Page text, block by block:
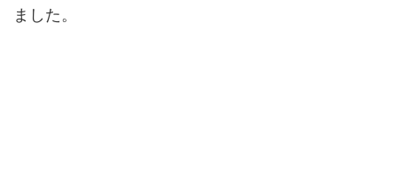
ました。